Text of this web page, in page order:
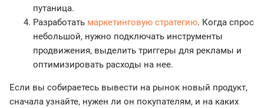
путаница.
Разработать маркетинговую стратегию. Когда спрос
небольшой, нужно подключать инструменты
продвижения, выделить триггеры для рекламы и
оптимизировать расходы на нее.
Если вы собираетесь вывести на рынок новый продукт,
сначала узнайте, нужен ли он покупателям, и на каких